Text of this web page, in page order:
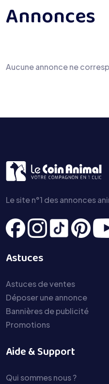
Annonces
Aucune annonce ne
Le site n°1 des annonces
Astuces
Astuces de ventes
Déposer une annonce
Bannières de publicité
Promotions
Aide & Support
Qui sommes nous ?